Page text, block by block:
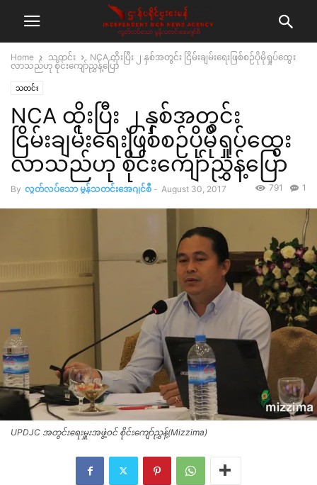
Home သတင်း
NCA ထိုးပြီး ၂ နှစ်အတွင်း ငြိမ်းချမ်းရေးဖြစ်စဉ်ပိုမိုရှုပ်ထွေး
လာသည်ဟု စိုင်းကျော်ညွှန့်ပြော
သတင်း
NCA ထိုးပြီး ၂ နှစ်အတွင်း
ငြိမ်းချမ်းရေးဖြစ်စဉ်ပိုမိုရှုပ်ထွေး
လာသည်ဟု စိုင်းကျော်ညွှန့်ပြော
By လွတ်လပ်သော မွန်သတင်းအေဂျင်စီ - August 30, 2017 1
791
UPDJC အတွင်းရေးမှူးအဖွဲ့ဝင် စိုင်းကျော်ညွှန့်(Mizzima)